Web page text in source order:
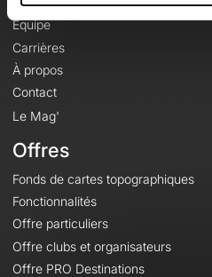
Equipe
Carrières
À propos
Contact
Le Mag'
Offres
Fonds de cartes topographiques
Fonctionnalités
Offre particuliers
Offre clubs et organisateurs
Offre PRO Destinations